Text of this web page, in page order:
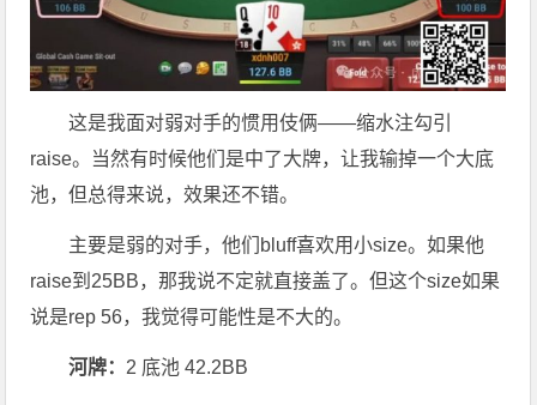
这是我面对弱对手的惯用伎俩——缩水注勾引
raise。当然有时候他们是中了大牌，让我输掉一个大底
池，但总得来说，效果还不错。
主要是弱的对手，他们bluff喜欢用小size。如果他
raise到25BB，那我说不定就直接盖了。但这个size如果
说是rep 56，我觉得可能性是不大的。
河牌： 2 底池 42.2BB